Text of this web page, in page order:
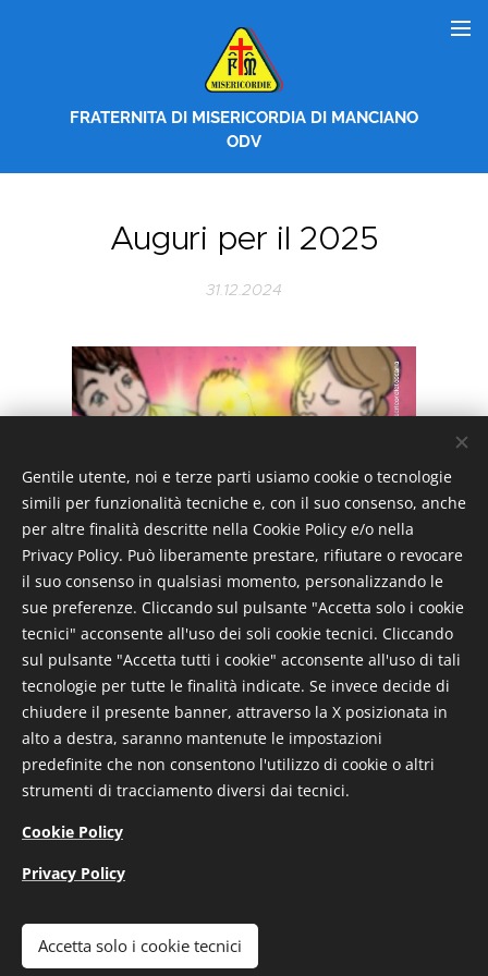
FRATERNITA DI MISERICORDIA DI MANCIANO
ODV
Auguri per il 2025
31.12.2024
Dalla Fraternita di Misericordia di Manciano un sentito
augurio per un 2025 pieno di gioia, felicità e
soddisfazioni ai dipendenti, ai volontari e all'intera
volta a chi, nelle prossime ore, garantirà in maniera
ininterrotta i servizi di emergenza 118.
© 2026 Fraternita di Misericordia di Manciano ODV | Tutti i diritti
Gentile utente, noi e terze parti usiamo cookie o tecnologie
simili per funzionalità tecniche e, con il suo consenso, anche
per altre finalità descritte nella Cookie Policy e/o nella
Privacy Policy. Può liberamente prestare, rifiutare o revocare
il suo consenso in qualsiasi momento, personalizzando le
sue preferenze. Cliccando sul pulsante "Accetta solo i cookie
tecnici" acconsente all'uso dei soli cookie tecnici. Cliccando
sul pulsante "Accetta tutti i cookie" acconsente all'uso di tali
tecnologie per tutte le finalità indicate. Se invece decide di
chiudere il presente banner, attraverso la X posizionata in
alto a destra, saranno mantenute le impostazioni
predefinite che non consentono l'utilizzo di cookie o altri
strumenti di tracciamento diversi dai tecnici.
Cookie Policy
Privacy Policy
Accetta solo i cookie tecnici